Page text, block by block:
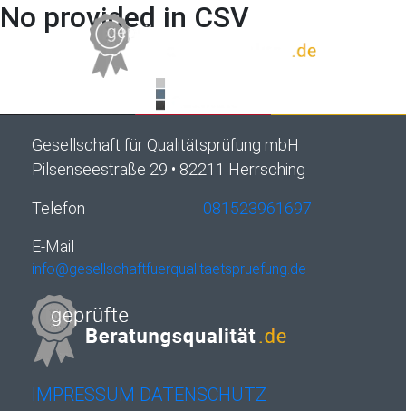
No provided in CSV
Gesellschaft für Qualitätsprüfung mbH
Pilsenseestraße 29 • 82211 Herrsching
Telefon
081523961697
E-Mail
info@gesellschaftfuerqualitaetspruefung.de
IMPRESSUM DATENSCHUTZ